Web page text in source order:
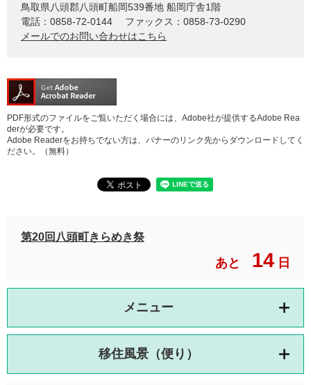
鳥取県八頭郡八頭町船岡539番地 船岡庁舎1階
電話：0858-72-0144
ファックス：0858-73-0290
メールでのお問い合わせはこちら
PDF形式のファイルをご覧いただく場合には、Adobe社が提供するAdobe Rea
derが必要です。
Adobe Readerをお持ちでない方は、バナーのリンク先からダウンロードしてく
ださい。（無料）
第20回八頭町きらめき祭
あと 14 日
メニュー
移住風景（便り）